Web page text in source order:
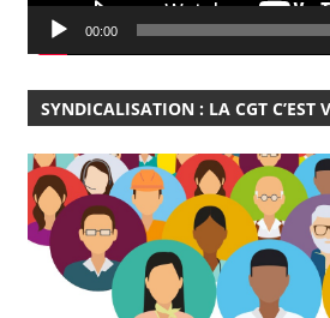
00:00
SYNDICALISATION : LA CGT C’EST